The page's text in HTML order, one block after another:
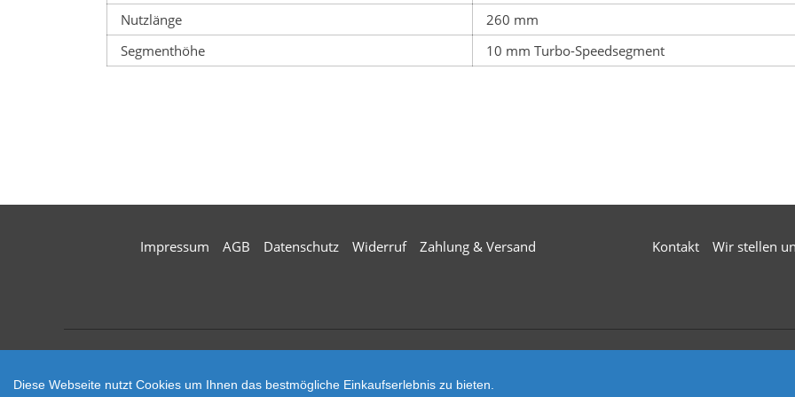
Nutzlänge
260 mm
Segmenthöhe
10 mm Turbo-Speedsegment
Impressum AGB Datenschutz Widerruf Zahlung & Versand Kontakt Wir stellen
Diese Webseite nutzt Cookies um Ihnen das bestmögliche Einkaufserlebnis zu bieten.